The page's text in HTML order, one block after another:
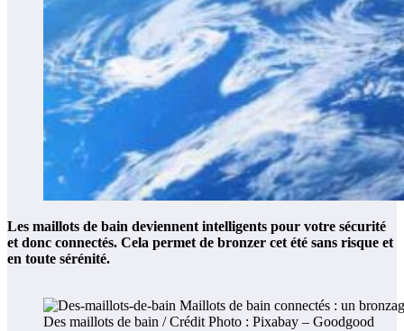
Les maillots de bain deviennent intelligents pour votre sécurité
et donc connectés. Cela permet de bronzer cet été sans risque et
en toute sérénité.
Des maillots de bain / Crédit Photo : Pixabay – Goodgood